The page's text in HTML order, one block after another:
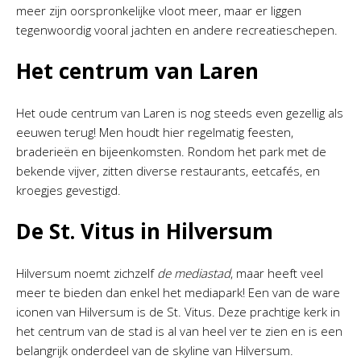
meer zijn oorspronkelijke vloot meer, maar er liggen
tegenwoordig vooral jachten en andere recreatieschepen.
Het centrum van Laren
Het oude centrum van Laren is nog steeds even gezellig als
eeuwen terug! Men houdt hier regelmatig feesten,
braderieën en bijeenkomsten. Rondom het park met de
bekende vijver, zitten diverse restaurants, eetcafés, en
kroegjes gevestigd.
De St. Vitus in Hilversum
Hilversum noemt zichzelf de mediastad, maar heeft veel
meer te bieden dan enkel het mediapark! Een van de ware
iconen van Hilversum is de St. Vitus. Deze prachtige kerk in
het centrum van de stad is al van heel ver te zien en is een
belangrijk onderdeel van de skyline van Hilversum.